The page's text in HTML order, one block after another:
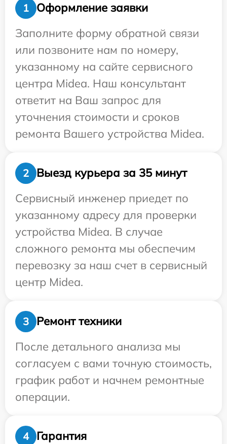
1
Оформление заявки
Заполните форму обратной связи
или позвоните нам по номеру,
указанному на сайте сервисного
центра Midea. Наш консультант
ответит на Ваш запрос для
уточнения стоимости и сроков
ремонта Вашего устройства Midea.
2
Выезд курьера за 35 минут
Сервисный инженер приедет по
указанному адресу для проверки
устройства Midea. В случае
сложного ремонта мы обеспечим
перевозку за наш счет в сервисный
центр Midea.
3
Ремонт техники
После детального анализа мы
согласуем с вами точную стоимость,
график работ и начнем ремонтные
операции.
4
Гарантия